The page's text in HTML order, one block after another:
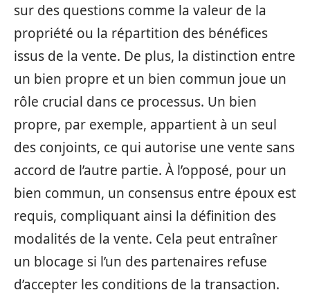
sur des questions comme la valeur de la
propriété ou la répartition des bénéfices
issus de la vente. De plus, la distinction entre
un bien propre et un bien commun joue un
rôle crucial dans ce processus. Un bien
propre, par exemple, appartient à un seul
des conjoints, ce qui autorise une vente sans
accord de l’autre partie. À l’opposé, pour un
bien commun, un consensus entre époux est
requis, compliquant ainsi la définition des
modalités de la vente. Cela peut entraîner
un blocage si l’un des partenaires refuse
d’accepter les conditions de la transaction.